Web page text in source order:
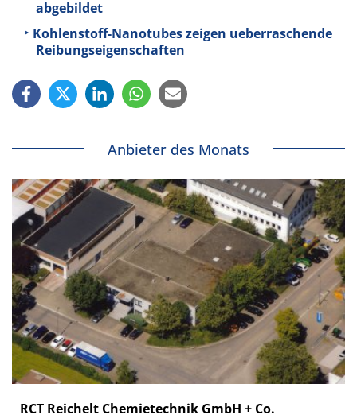
abgebildet
Kohlenstoff-Nanotubes zeigen ueberraschende
Reibungseigenschaften
Anbieter des Monats
RCT Reichelt Chemietechnik GmbH + Co.